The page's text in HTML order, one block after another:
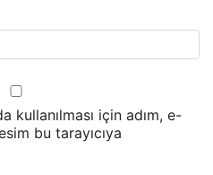
kullanılması için adım, e-
bu tarayıcıya